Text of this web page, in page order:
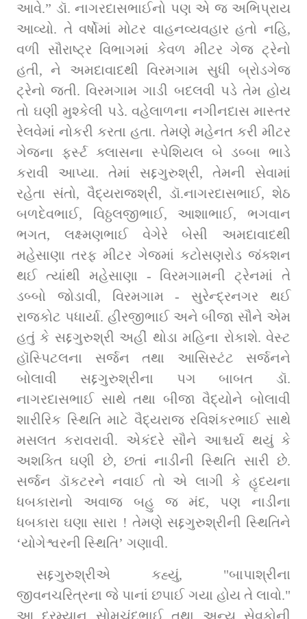
આવે.” ડૉ. નાગરદાસભાઈનો પણ એ જ અભિપ્રાય
આવ્યો. તે વર્ષોમાં મોટર વાહનવ્યવહાર હતો નહિ,
વળી સૌરાષ્ટ્ર વિભાગમાં કેવળ મીટર ગેજ ટ્રેનો
હતી, ને અમદાવાદથી વિરમગામ સુધી બ્રોડગેજ
ટ્રેનો જતી. વિરમગામ ગાડી બદલવી પડે તેમ હોય
તો ઘણી મુશ્કેલી પડે. વહેલાળના નગીનદાસ માસ્તર
રેલવેમાં નોકરી કરતા હતા. તેમણે મહેનત કરી મીટર
ગેજના ફર્સ્ટ ક્લાસના સ્પેશિયલ બે ડબ્બા ભાડે
કરાવી આપ્યા. તેમાં સદ્દગુરુશ્રી, તેમની સેવામાં
રહેતા સંતો, વૈદ્યરાજશ્રી, ડૉ.નાગરદાસભાઈ, શેઠ
બળદેવભાઈ, વિઠ્ઠલજીભાઈ, આશાભાઈ, ભગવાન
ભગત, લક્ષ્મણભાઈ વેગેરે બેસી અમદાવાદથી
મહેસાણા તરફ મીટર ગેજમાં કટોસણરોડ જંક્શન
થઈ ત્યાંથી મહેસાણા - વિરમગામની ટ્રેનમાં તે
ડબ્બો જોડાવી, વિરમગામ - સુરેન્દ્રનગર થઈ
રાજકોટ પધાર્યા. હીરજીભાઈ અને બીજા સૌને એમ
હતું કે સદ્દગુરુશ્રી અહીં થોડા મહિના રોકાશે. વેસ્ટ
હૉસ્પિટલના સર્જન તથા આસિસ્ટંટ સર્જનને
બોલાવી સદ્દગુરુશ્રીના પગ બાબત ડૉ.
નાગરદાસભાઈ સાથે તથા બીજા વૈદ્યોને બોલાવી
શારીરિક સ્થિતિ માટે વૈદ્યરાજ રવિશંકરભાઈ સાથે
મસલત કરાવરાવી. એકંદરે સૌને આશ્ચર્ય થયું કે
અશક્તિ ઘણી છે, છતાં નાડીની સ્થિતિ સારી છે.
સર્જન ડૉકટરને નવાઈ તો એ લાગી કે હૃદયના
ધબકારાનો અવાજ બહુ જ મંદ, પણ નાડીના
ધબકારા ઘણા સારા ! તેમણે સદ્દગુરુશ્રીની સ્થિતિને
‘યોગેશ્વરની સ્થિતિ’ ગણાવી.
સદ્દગુરુશ્રીએ કહ્યું, "બાપાશ્રીના
જીવનચરિત્રના જે પાનાં છપાઈ ગયા હોય તે લાવો."
આ દરમ્યાન સોમચંદભાઈ તથા અન્ય સેવકોની